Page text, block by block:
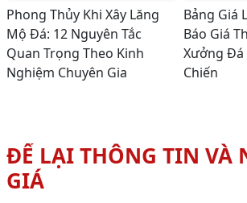
Phong Thủy Khi Xây Lăng
Mộ Đá: 12 Nguyên Tắc
Quan Trọng Theo Kinh
Nghiệm Chuyên Gia
Bảng Giá
Báo Giá
Xưởng
Chiến
ĐỂ LẠI THÔNG TIN VÀ
GIÁ